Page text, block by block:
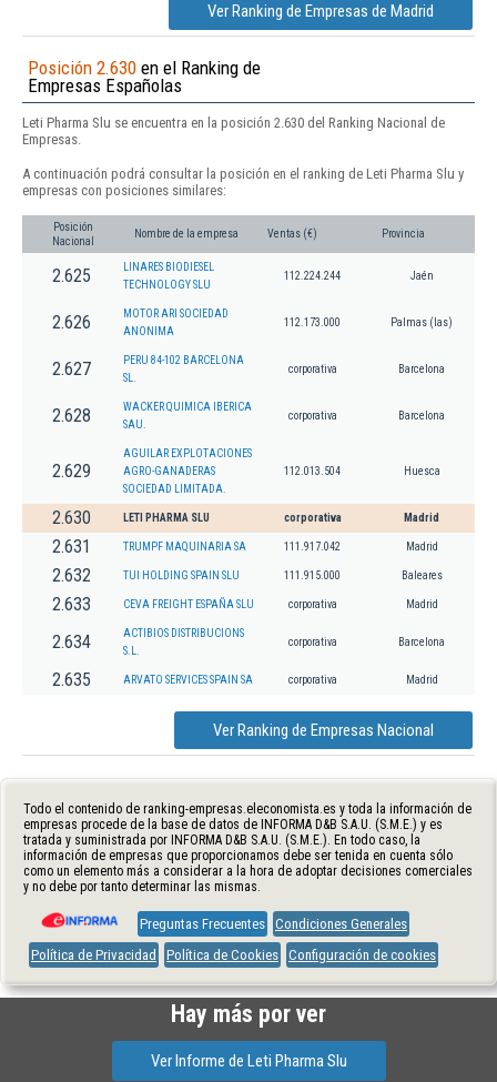
Ver Ranking de Empresas de Madrid
Posición 2.630 en el Ranking de
Empresas Españolas
Leti Pharma Slu se encuentra en la posición 2.630 del Ranking Nacional de
Empresas.
A continuación podrá consultar la posición en el ranking de Leti Pharma Slu y
empresas con posiciones similares:
Posición
Nacional
Nombre de la empresa Ventas (€) Provincia
2.625
LINARES BIODIESEL
TECHNOLOGY SLU
112.224.244 Jaén
2.626
MOTOR ARI SOCIEDAD
ANONIMA
112.173.000 Palmas (las)
2.627
PERU 84-102 BARCELONA
SL.
corporativa Barcelona
2.628
WACKER QUIMICA IBERICA
SAU.
corporativa Barcelona
2.629
AGUILAR EXPLOTACIONES
AGRO-GANADERAS
SOCIEDAD LIMITADA.
112.013.504 Huesca
2.630 LETI PHARMA SLU corporativa Madrid
2.631 TRUMPF MAQUINARIA SA 111.917.042 Madrid
2.632 TUI HOLDING SPAIN SLU 111.915.000 Baleares
2.633 CEVA FREIGHT ESPAÑA SLU corporativa Madrid
2.634
ACTIBIOS DISTRIBUCIONS
S.L.
corporativa Barcelona
2.635 ARVATO SERVICES SPAIN SA corporativa Madrid
Ver Ranking de Empresas Nacional
Todo el contenido de ranking-empresas.eleconomista.es y toda la información de
empresas procede de la base de datos de INFORMA D&B S.A.U. (S.M.E.) y es
tratada y suministrada por INFORMA D&B S.A.U. (S.M.E.). En todo caso, la
información de empresas que proporcionamos debe ser tenida en cuenta sólo
como un elemento más a considerar a la hora de adoptar decisiones comerciales
y no debe por tanto determinar las mismas.
Preguntas Frecuentes Condiciones Generales
Política de Privacidad
Política de Cookies Configuración de cookies
Hay más por ver
Ver Informe de Leti Pharma Slu